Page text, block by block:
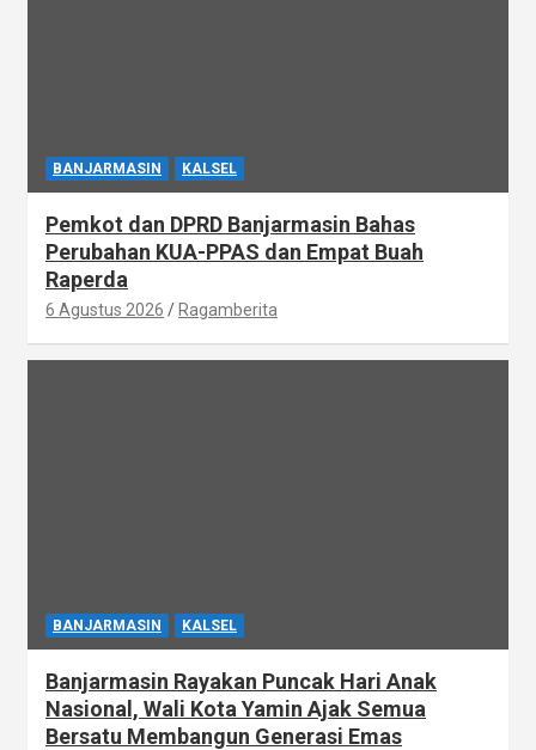
BANJARMASIN KALSEL
Pemkot dan DPRD Banjarmasin Bahas
Perubahan KUA-PPAS dan Empat Buah
Raperda
6 Agustus 2026 Ragamberita
BANJARMASIN KALSEL
Banjarmasin Rayakan Puncak Hari Anak
Nasional, Wali Kota Yamin Ajak Semua
Bersatu Membangun Generasi Emas